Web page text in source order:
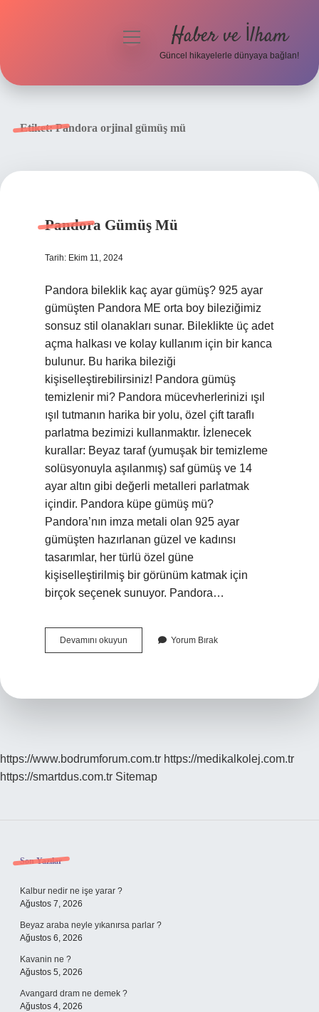
menüyü
Haber ve İlham
Güncel hikayelerle dünyaya bağlan!
Etiket:Pandora orjinal gümüş mü
Pandora Gümüş Mü
Tarih: Ekim 11, 2024
Pandora bileklik kaç ayar gümüş? 925 ayar
gümüşten Pandora ME orta boy bileziğimiz
sonsuz stil olanakları sunar. Bileklikte üç adet
açma halkası ve kolay kullanım için bir kanca
bulunur. Bu harika bileziği
kişiselleştirebilirsiniz! Pandora gümüş
temizlenir mi? Pandora mücevherlerinizi ışıl
ışıl tutmanın harika bir yolu, özel çift taraflı
parlatma bezimizi kullanmaktır. İzlenecek
kurallar: Beyaz taraf (yumuşak bir temizleme
solüsyonuyla aşılanmış) saf gümüş ve 14
ayar altın gibi değerli metalleri parlatmak
içindir. Pandora küpe gümüş mü?
Pandora’nın imza metali olan 925 ayar
gümüşten hazırlanan güzel ve kadınsı
tasarımlar, her türlü özel güne
kişiselleştirilmiş bir görünüm katmak için
birçok seçenek sunuyor. Pandora…
Devamını okuyun Pandora
Gümüş
Yorum Bırak
https://www.bodrumforum.com.tr https://medikalkolej.com.tr
https://smartdus.com.tr Sitemap
Sidebar
Son Yazılar
Kalbur nedir ne işe yarar ?
Ağustos 7, 2026
Beyaz araba neyle yıkanırsa parlar ?
Ağustos 6, 2026
Kavanin ne ?
Ağustos 5, 2026
Avangard dram ne demek ?
Ağustos 4, 2026